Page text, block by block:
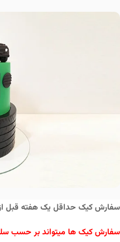
سفارش کیک حداقل یک هفته قبل
سفارش کیک ها میتواند بر حسب